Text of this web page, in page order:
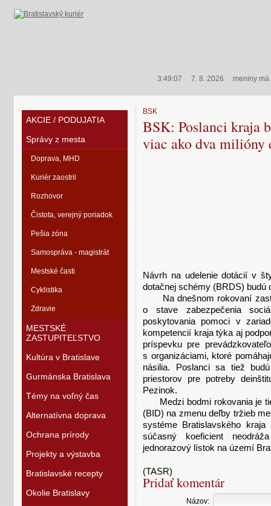
3:49:07 7. 8. 2026 meniny má
AKCIE / PODUJATIA
Správy z mesta
Doprava, MHD
Kuriér zaostril
Rozhovor
Čistota, verejný poriadok
Pešia zóna
Samospráva - magistrát
Mestské časti
Cyklistika
Zdravie
MESTSKÉ
ZASTUPITEĽSTVO
Kultúra v Bratislave
Gurmánska Bratislava
Témy na voľný čas
Alternatívna doprava
Ochrana prírody
Projekty a výstavba
Bratislavské recepty
Okolie Bratislavy
BSK
BSK: Poslanci kraja
viac ako dva milióny
Návrh na udelenie dotácií v
dotačnej schémy (BRDS)
Na dnešnom rokovaní
o stave zabezpečenia
poskytovania pomoci v
kompetencií kraja týka aj
príspevku pre
s organizáciami, ktoré
násilia. Poslanci sa tiež
priestorov pre potreby
Pezinok.
Medzi bodmi rokovania je
(BID) na zmenu deľby tržieb
systéme Bratislavského
súčasný koeficient
jednorazový lístok na území
(TASR)
Pridať komentár
Názov: